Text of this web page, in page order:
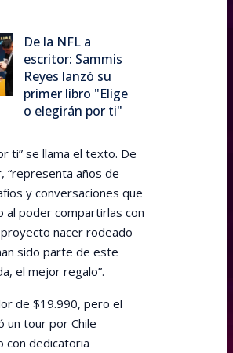
De la NFL a
escritor: Sammis
Reyes lanzó su
primer libro "Elige
o elegirán por ti"
ti” se llama el texto. De
“representa años de
y conversaciones que
al poder compartirlas con
nacer rodeado
sido parte de este
el mejor regalo”.
de $19.990, pero el
un tour por Chile
con dedicatoria